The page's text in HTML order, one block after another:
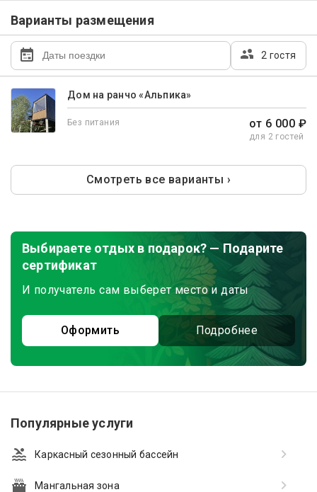
Варианты размещения
2 гостя
Дом на ранчо «Альпика»
Без питания от 6 000 ₽
для 2 гостей
Смотреть все варианты ›
Выбираете отдых в подарок? — Подарите
сертификат
И получатель сам выберет место и даты
Оформить Подробнее
Популярные услуги
Каркасный сезонный бассейн
Мангальная зона